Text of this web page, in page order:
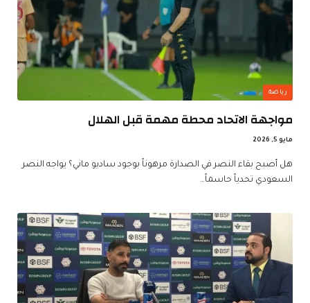
رياضة
مواجهة الاتحاد محطة مهمة قبل الهلال
مايو 5, 2026
هل أصبح بقاء النصر في الصدارة مرهوناً بوجود ساديو ماني؟ يواجه النصر
السعودي تحدياً حاسماً…